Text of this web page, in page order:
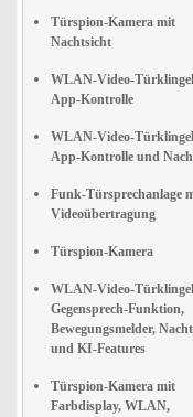
Türspion-Kamera mit
Nachtsicht
WLAN-Video-
App-Kontrolle
WLAN-Video-
App-Kontrolle und
Funk-Türsprechanlage
Videoübertragung
Türspion-Kamera
WLAN-Video-
Gegensprech-Funktion,
Bewegungsmelder,
und KI-Features
Türspion-Kamera mit
Farbdisplay, WLAN,